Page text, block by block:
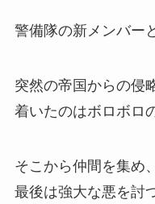
警備隊の新メンバー
突然の帝国からの侵
着いたのはボロボロ
そこから仲間を集め
最後は強大な悪を討